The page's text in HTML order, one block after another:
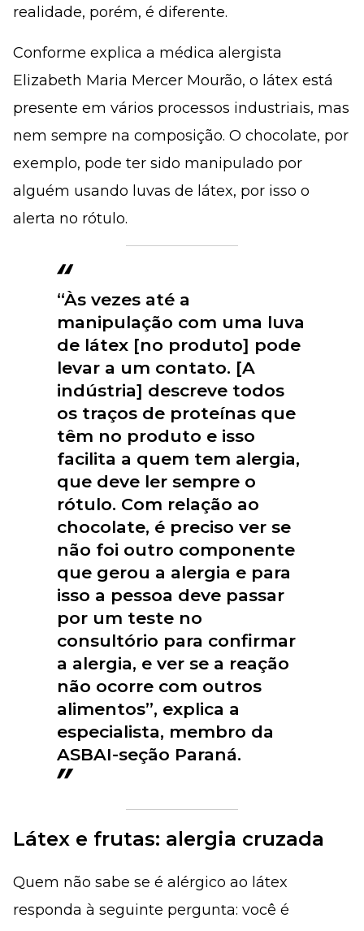
realidade, porém, é diferente.
Conforme explica a médica alergista
Elizabeth Maria Mercer Mourão, o látex está
presente em vários processos industriais, mas
nem sempre na composição. O chocolate, por
exemplo, pode ter sido manipulado por
alguém usando luvas de látex, por isso o
alerta no rótulo.
“Às vezes até a
manipulação com uma luva
de látex [no produto] pode
levar a um contato. [A
indústria] descreve todos
os traços de proteínas que
têm no produto e isso
facilita a quem tem alergia,
que deve ler sempre o
rótulo. Com relação ao
chocolate, é preciso ver se
não foi outro componente
que gerou a alergia e para
isso a pessoa deve passar
por um teste no
consultório para confirmar
a alergia, e ver se a reação
não ocorre com outros
alimentos”, explica a
especialista, membro da
ASBAI-seção Paraná.
Látex e frutas: alergia cruzada
Quem não sabe se é alérgico ao látex
responda à seguinte pergunta: você é